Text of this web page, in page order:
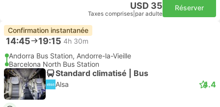
USD 35
Taxes comprises par adulte
Réserver
Confirmation instantanée
14:45 19:15 4h 30m
Andorra Bus Station, Andorre-la-Vieille
Barcelona North Bus Station
Standard climatisé | Bus
Alsa 4.4